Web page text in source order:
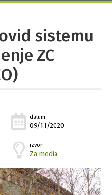
sistemu
ZC
datum:
09/11/2020
izvor:
Za media